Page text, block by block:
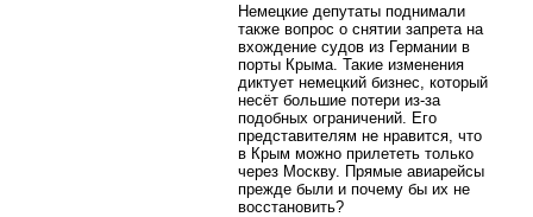
Немецкие депутаты поднимали
также вопрос о снятии запрета на
вхождение судов из Германии в
порты Крыма. Такие изменения
диктует немецкий бизнес, который
несёт большие потери из-за
подобных ограничений. Его
представителям не нравится, что
в Крым можно прилететь только
через Москву. Прямые авиарейсы
прежде были и почему бы их не
восстановить?